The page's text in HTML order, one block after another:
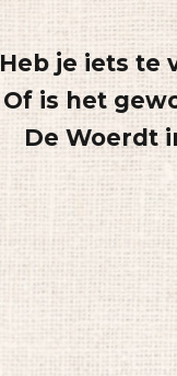
Heb je iets te
Of is het
De Woerdt